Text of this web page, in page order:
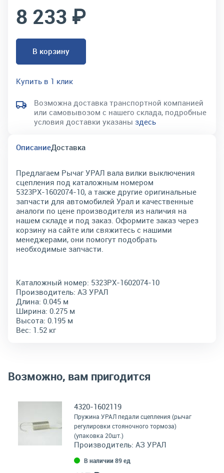
8 233 ₽
В корзину
Купить в 1 клик
Возможна доставка транспортной компанией
или самовывозом с нашего склада, подробные
условия доставки указаны здесь
ОписаниеДоставка
Предлагаем Рычаг УРАЛ вала вилки выключения
сцепления под каталожным номером
5323РХ-1602074-10, а также другие оригинальные
запчасти для автомобилей Урал и качественные
аналоги по цене производителя из наличия на
нашем складе и под заказ. Оформите заказ через
корзину на сайте или свяжитесь с нашими
менеджерами, они помогут подобрать
необходимые запчасти.
Каталожный номер: 5323РХ-1602074-10
Производитель: АЗ УРАЛ
Длина: 0.045 м
Ширина: 0.275 м
Высота: 0.195 м
Вес: 1.52 кг
Возможно, вам пригодится
4320-1602119
Пружина УРАЛ педали сцепления (рычаг
регулировки стояночного тормоза)
(упаковка 20шт.)
Производитель: АЗ УРАЛ
В наличии 89 ед